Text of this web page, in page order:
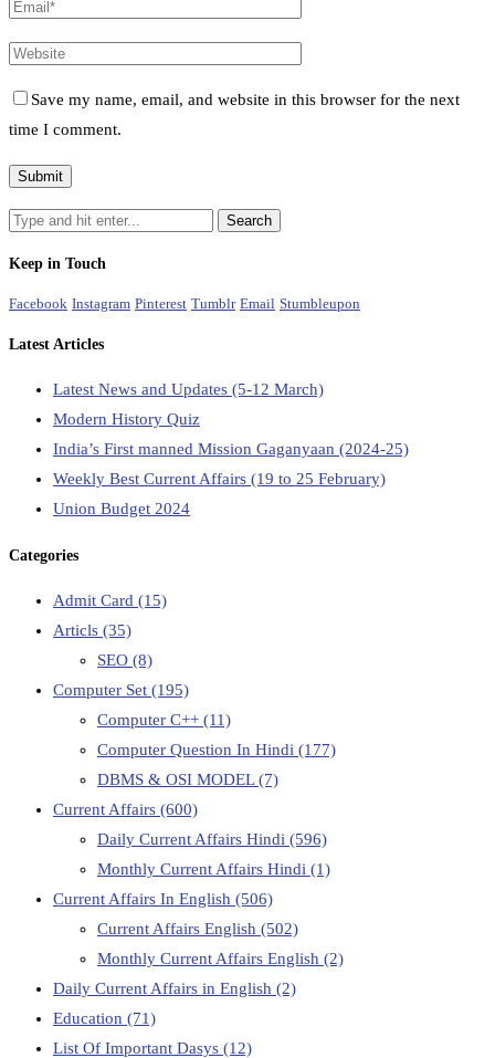
Save my name, email, and website in this browser for the next
time I comment.
Keep in Touch
Facebook Instagram Pinterest Tumblr Email Stumbleupon
Latest Articles
Latest News and Updates (5-12 March)
Modern History Quiz
India’s First manned Mission Gaganyaan (2024-25)
Weekly Best Current Affairs (19 to 25 February)
Union Budget 2024
Categories
Admit Card (15)
Articls (35)
SEO (8)
Computer Set (195)
Computer C++ (11)
Computer Question In Hindi (177)
DBMS & OSI MODEL(7)
Current Affairs (600)
Daily Current Affairs Hindi (596)
Monthly Current Affairs Hindi (1)
Current Affairs In English (506)
Current Affairs English (502)
Monthly Current Affairs English (2)
Daily Current Affairs in English (2)
Education (71)
List Of Important Dasys (12)